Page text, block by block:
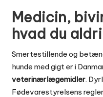
Medicin,
hvad du
Smertestillende og
hunde med gigt er i
veterinærlægemidler.
Fødevarestyrelsens